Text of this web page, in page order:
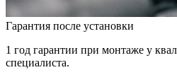
Гарантия после установки
1 год гарантии при монтаже у
специалиста.